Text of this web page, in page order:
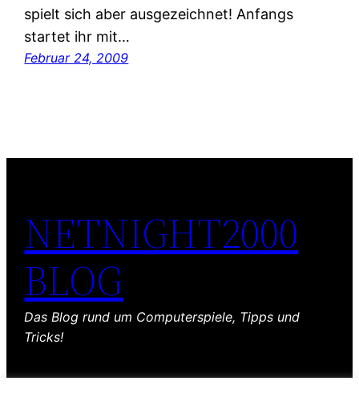
spielt sich aber ausgezeichnet! Anfangs
startet ihr mit…
Februar 24, 2009
NETNIGHT2000
BLOG
Das Blog rund um Computerspiele, Tipps und
Tricks!